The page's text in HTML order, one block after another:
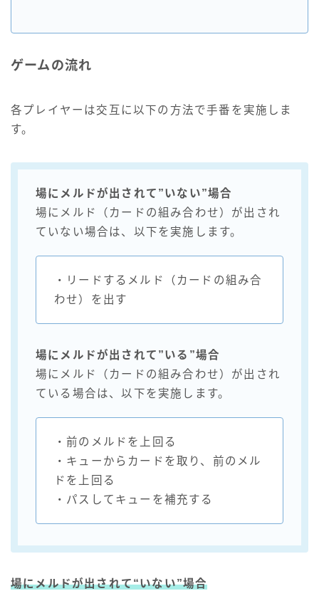
ゲームの流れ
各プレイヤーは交互に以下の方法で手番を実施しま
す。
場にメルドが出されて”いない”場合
場にメルド（カードの組み合わせ）が出され
ていない場合は、以下を実施します。
・リードするメルド（カードの組み合
わせ）を出す
場にメルドが出されて”いる”場合
場にメルド（カードの組み合わせ）が出され
ている場合は、以下を実施します。
・前のメルドを上回る
・キューからカードを取り、前のメル
ドを上回る
・パスしてキューを補充する
場にメルドが出されて“いない”場合